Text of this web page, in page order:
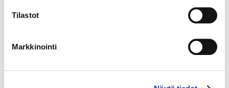
Tilastot
Markkinointi